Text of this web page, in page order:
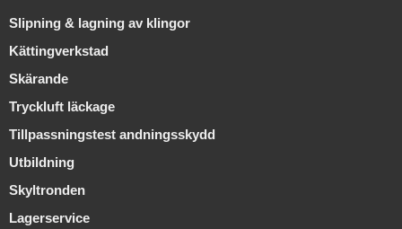
Slipning & lagning av klingor
Kättingverkstad
Skärande
Tryckluft läckage
Tillpassningstest andningsskydd
Utbildning
Skyltronden
Lagerservice